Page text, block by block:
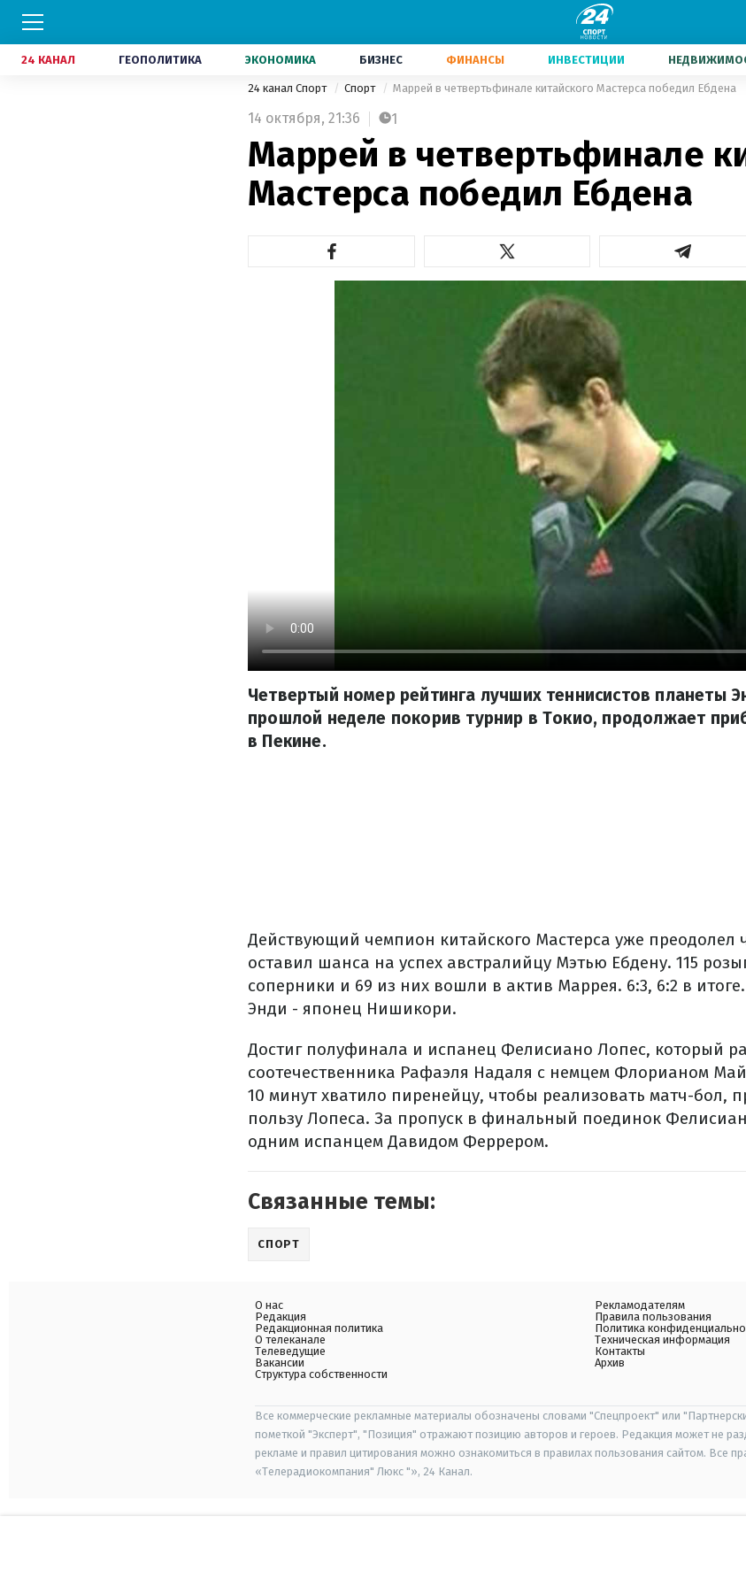
24 КАНАЛ ГЕОПОЛИТИКА ЭКОНОМИКА БИЗНЕС ФИНАНСЫ ИНВЕСТИЦИИ
24 канал Спорт Спорт Маррей в четвертьфинале китайского Мастерса победил Ебдена
14 октября, 21:36 1
Маррей в четвертьфинале
Мастерса победил Ебдена
Четвертый номер рейтинга лучших теннисистов планеты
прошлой неделе покорив турнир в Токио, продолжает
в Пекине.
Действующий чемпион китайского Мастерса уже преодолел
оставил шанса на успех австралийцу Мэтью Ебдену. 115
соперники и 69 из них вошли в актив Маррея. 6:3, 6:2 в
Энди - японец Нишикори.
Достиг полуфинала и испанец Фелисиано Лопес, который
соотечественника Рафаэля Надаля с немцем Флорианом
10 минут хватило пиренейцу, чтобы реализовать матч-бол,
пользу Лопеса. За пропуск в финальный поединок
одним испанцем Давидом Феррером.
Связанные темы:
СПОРТ
О нас
Редакция
Редакционная политика
О телеканале
Телеведущие
Вакансии
Структура собственности
Рекламодателям
Правила пользования
Политика
Техническая информация
Контакты
Архив
Все коммерческие рекламные материалы обозначены словами "Спецпроект" или
пометкой "Эксперт", "Позиция" отражают позицию авторов и героев. Редакция может не
рекламе и правил цитирования можно ознакомиться в правилах пользования сайтом. Все
«Телерадиокомпания" Люкс "», 24 Канал.